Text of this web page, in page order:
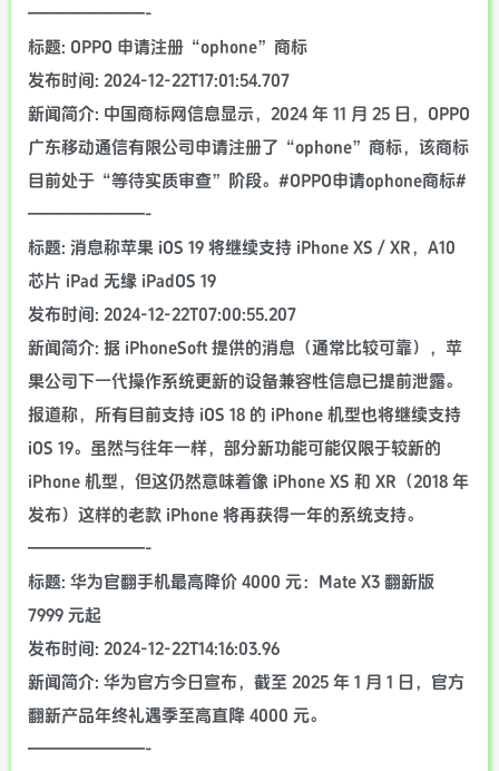
———————-
标题: OPPO 申请注册“ophone”商标
发布时间: 2024-12-22T17:01:54.707
新闻简介: 中国商标网信息显示，2024 年 11 月 25 日，OPPO
广东移动通信有限公司申请注册了“ophone”商标，该商标
目前处于“等待实质审查”阶段。#OPPO申请ophone商标#
———————-
标题: 消息称苹果 iOS 19 将继续支持 iPhone XS / XR，A10
芯片 iPad 无缘 iPadOS 19
发布时间: 2024-12-22T07:00:55.207
新闻简介: 据 iPhoneSoft 提供的消息（通常比较可靠），苹
果公司下一代操作系统更新的设备兼容性信息已提前泄露。
报道称，所有目前支持 iOS 18 的 iPhone 机型也将继续支持
iOS 19。虽然与往年一样，部分新功能可能仅限于较新的
iPhone 机型，但这仍然意味着像 iPhone XS 和 XR（2018 年
发布）这样的老款 iPhone 将再获得一年的系统支持。
———————-
标题: 华为官翻手机最高降价 4000 元：Mate X3 翻新版
7999 元起
发布时间: 2024-12-22T14:16:03.96
新闻简介: 华为官方今日宣布，截至 2025 年 1 月 1 日，官方
翻新产品年终礼遇季至高直降 4000 元。
———————-